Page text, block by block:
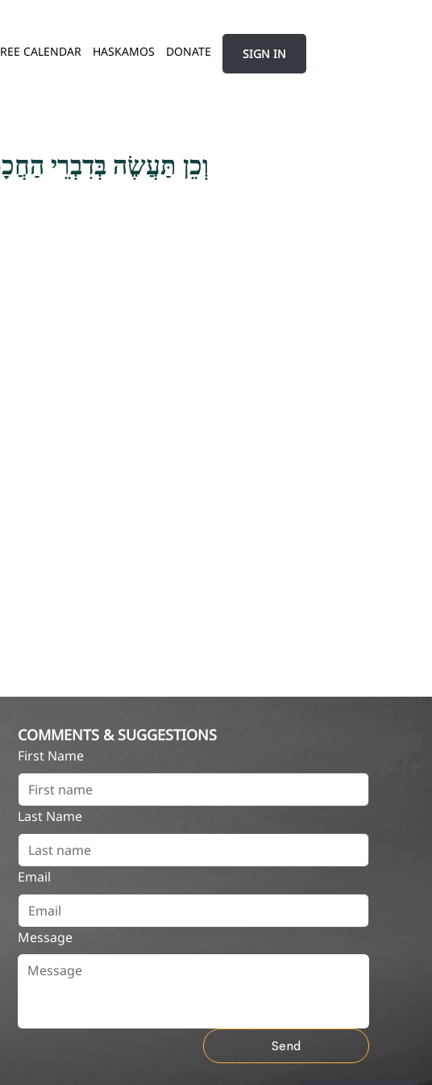
CALENDAR HASKAMOS DONATE SIGN IN
וְכֵן תַּעֲשֶׂה בְּדִבְרֵי
COMMENTS & SUGGESTIONS
First Name
Last Name
Email
Message
Send